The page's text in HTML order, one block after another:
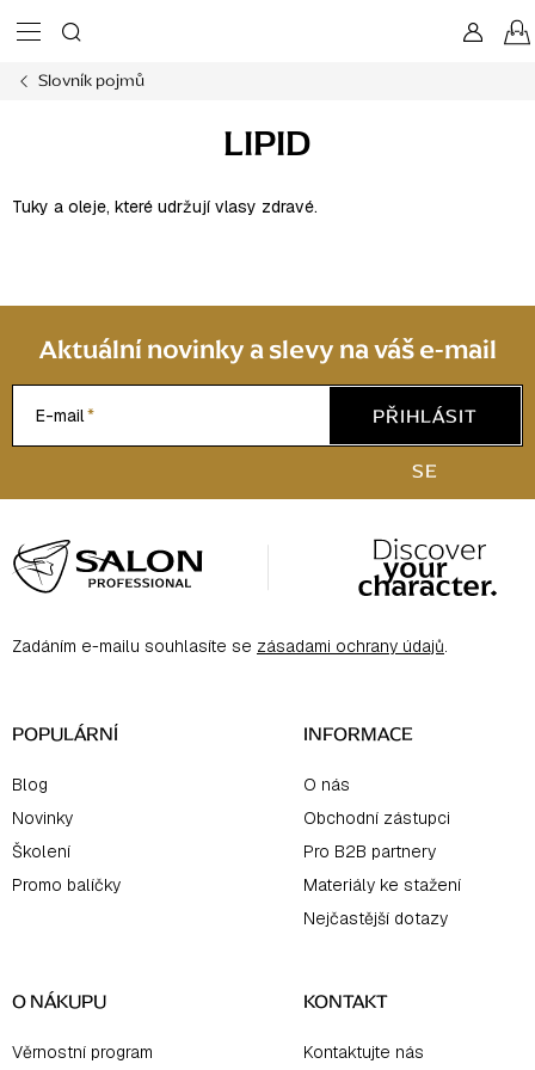
na
Slovník pojmů
LIPID
Tuky a oleje, které udržují vlasy zdravé.
Aktuální novinky a slevy na váš e-mail
E-mail
PŘIHLÁSIT
SE
á
p
aZadáním e-mailu souhlasíte se zásadami ochrany údajů.
POPULÁRNÍ
Blog
Novinky
Školení
Promo balíčky
INFORMACE
O nás
Obchodní zástupci
Pro B2B partnery
Materiály ke stažení
Nejčastější dotazy
O NÁKUPU
Věrnostní program
KONTAKT
Kontaktujte nás